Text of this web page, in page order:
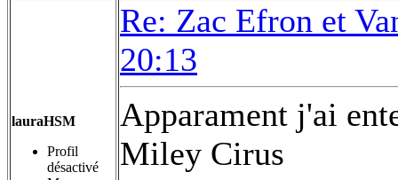
lauraHSM
Profil
désactivé
Re: Zac Efron et
20:13
Apparament j'ai
Miley Cirus